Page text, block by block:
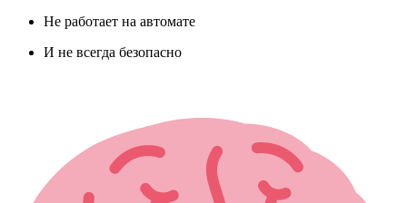
Не работает на автомате
И не всегда безопасно